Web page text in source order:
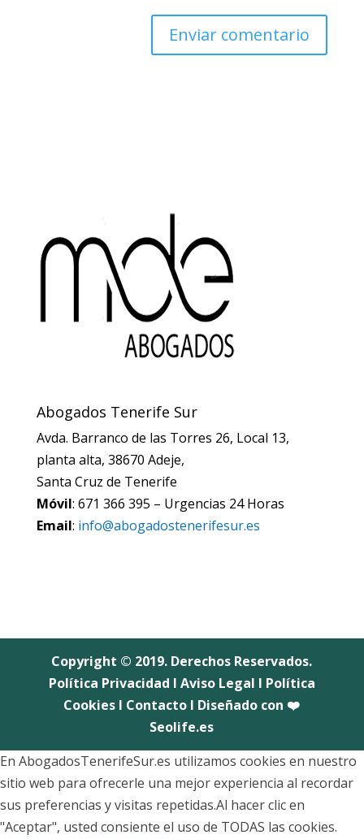
Abogados Tenerife Sur
Avda. Barranco de las Torres 26, Local 13,
planta alta, 38670 Adeje,
Santa Cruz de Tenerife
Móvil: 671 366 395 – Urgencias 24 Horas
Email: info@abogadostenerifesur.es
Copyright © 2019. Derechos Reservados.
Política Privacidad I Aviso Legal I Política
Cookies I Contacto I Diseñado con ❤️
Seolife.es
En AbogadosTenerifeSur.es utilizamos cookies en nuestro
sitio web para ofrecerle una mejor experiencia al recordar
sus preferencias y visitas repetidas.Al hacer clic en
"Aceptar", usted consiente el uso de TODAS las cookies.